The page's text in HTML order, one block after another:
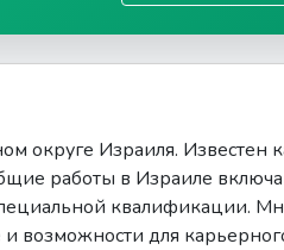
округе Израиля. Известен
работы в Израиле
квалификации.
возможности для